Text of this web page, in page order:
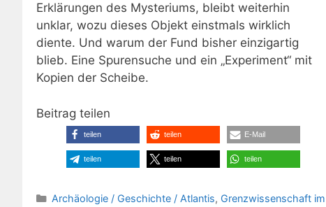
Erklärungen des Mysteriums, bleibt weiterhin
unklar, wozu dieses Objekt einstmals wirklich
diente. Und warum der Fund bisher einzigartig
blieb. Eine Spurensuche und ein „Experiment“ mit
Kopien der Scheibe.
Beitrag teilen
teilen teilen E-Mail
teilen teilen teilen
Kategorien
Archäologie / Geschichte / Atlantis, Grenzwissenschaft im